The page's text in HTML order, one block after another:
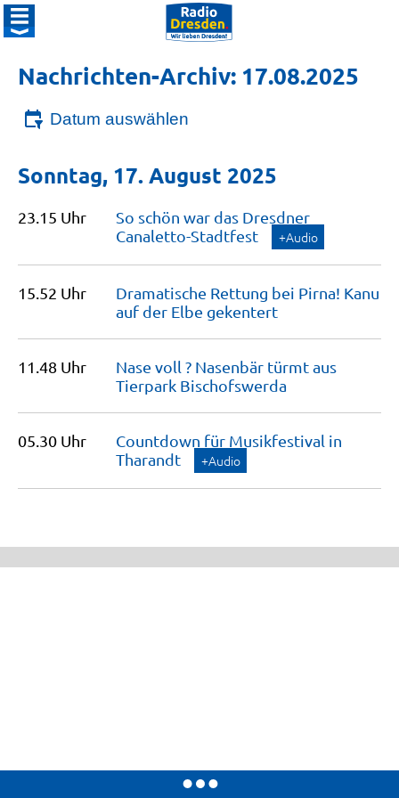
Nachrichten-Archiv: 17.08.2025
Datum auswählen
Sonntag, 17. August 2025
23.15 Uhr
So schön war das Dresdner
Canaletto-Stadtfest
+Audio
15.52 Uhr
Dramatische Rettung bei Pirna! Kanu
auf der Elbe gekentert
11.48 Uhr
Nase voll ? Nasenbär türmt aus
Tierpark Bischofswerda
05.30 Uhr
Countdown für Musikfestival in
Tharandt
+Audio